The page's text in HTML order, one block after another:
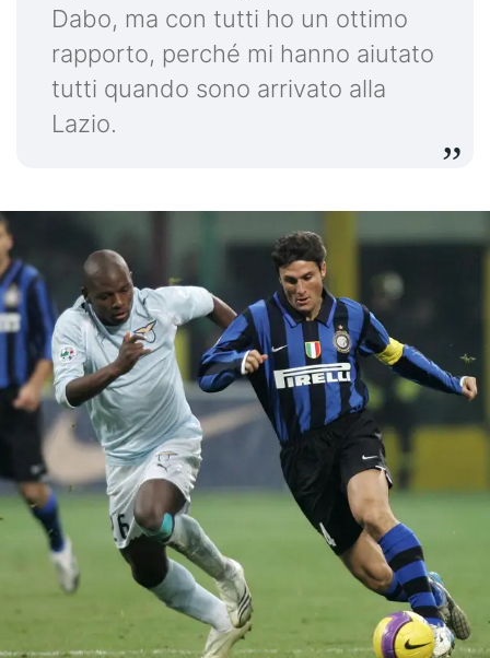
Dabo, ma con tutti ho un ottimo
rapporto, perché mi hanno aiutato
tutti quando sono arrivato alla
Lazio.